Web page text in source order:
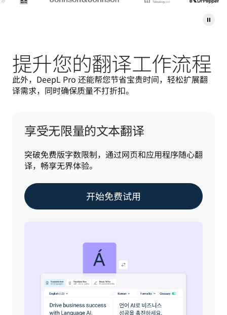
提升您的翻译工作流程
此外，DeepL Pro 还能帮您节省宝贵时间，轻松扩展翻
译需求，同时确保质量不打折扣。
享受无限量的文本翻译
突破免费版字数限制，通过网页和应用程序随心翻
译，畅享无界体验。
开始免费试用